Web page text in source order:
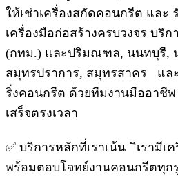
ให้เช่าเครื่องสกัดคอนกรีต และ
เครื่องมือก่อสร้างครบวงจร บริ
(กทม.) และปริมณฑล, นนทบุรี,
สมุทรปราการ, สมุทรสาคร แ
ริ่งคอนกรีต ด้วยทีมงานมืออาชี
เสร็จตรงเวลา
✅ บริการหลักที่เราเน้น ิเรามีเ
พร้อมตอบโจทย์งานคอนกรีตทุก